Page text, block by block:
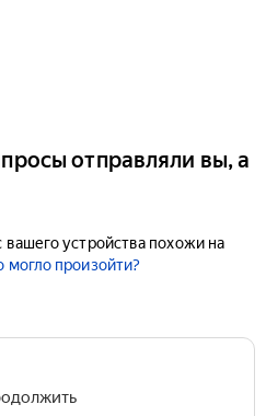
отправляли вы, а
устройства похожи на
могло произойти?